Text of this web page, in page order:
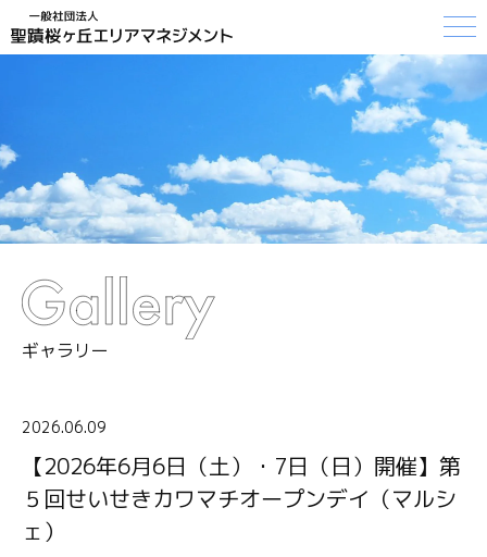
ギャラリー
2026.06.09
【2026年6月6日（土）・7日（日）開催】第
５回せいせきカワマチオープンデイ（マルシ
ェ）